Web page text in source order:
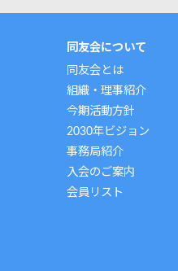
同友会について
同友会とは
組織・理事紹介
今期活動方針
2030年ビジョン
事務局紹介
入会のご案内
会員リスト